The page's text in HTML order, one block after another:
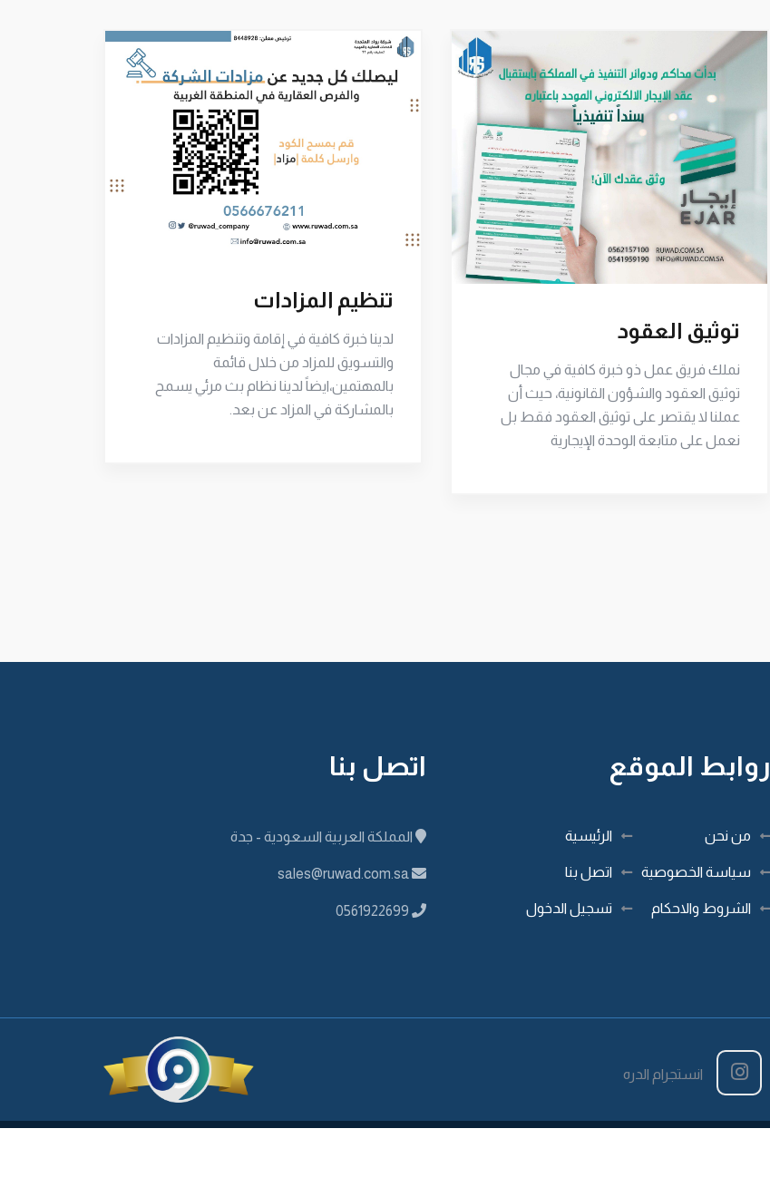
توثيق العقود
نملك فريق عمل ذو خبرة كافية في مجال
توثيق العقود والشؤون القانونية، حيث أن
عملنا لا يقتصر على توثيق العقود فقط بل
نعمل على متابعة الوحدة الإيجارية
تنظيم المزادات
لدينا خبرة كافية في إقامة وتنظيم المزادات
والتسويق للمزاد من خلال قائمة
بالمهتمين،ايضاً لدينا نظام بث مرئي يسمح
بالمشاركة في المزاد عن بعد.
روابط الموقع
الرئيسية من نحن
اتصل بنا سياسة الخصوصية
تسجيل الدخول الشروط والاحكام
اتصل بنا
المملكة العربية السعودية - جدة
sales@ruwad.com.sa
0561922699
انستجرام الدره